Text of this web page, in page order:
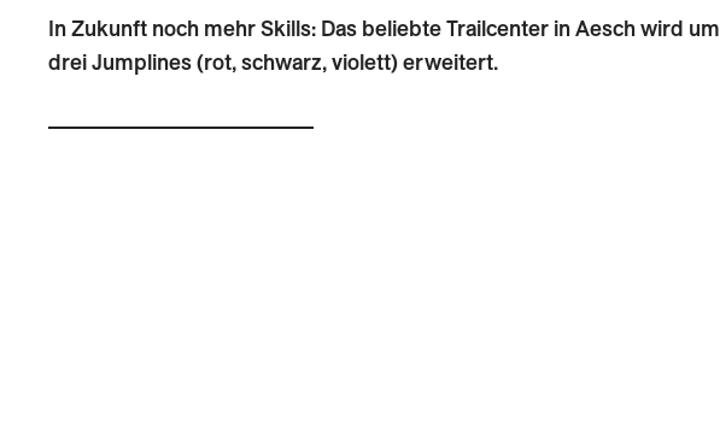
In Zukunft noch mehr Skills: Das beliebte Trailcenter in Aesch wird um
drei Jumplines (rot, schwarz, violett) erweitert.